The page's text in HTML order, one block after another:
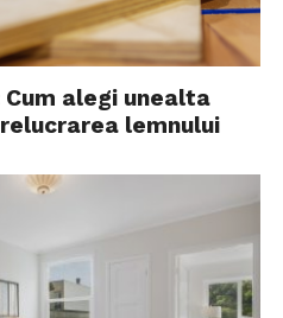
alegi unealta
lemnului